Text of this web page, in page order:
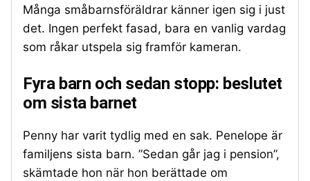
Många småbarnsföräldrar känner igen sig i just
det. Ingen perfekt fasad, bara en vanlig vardag
som råkar utspela sig framför kameran.
Fyra barn och sedan stopp: beslutet
om sista barnet
Penny har varit tydlig med en sak. Penelope är
familjens sista barn. ”Sedan går jag i pension”,
skämtade hon när hon berättade om